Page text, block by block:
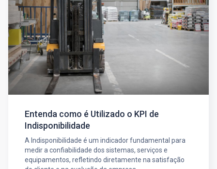
Entenda como é Utilizado o KPI de
Indisponibilidade
A Indisponibilidade é um indicador fundamental para
medir a confiabilidade dos sistemas, serviços e
equipamentos, refletindo diretamente na satisfação